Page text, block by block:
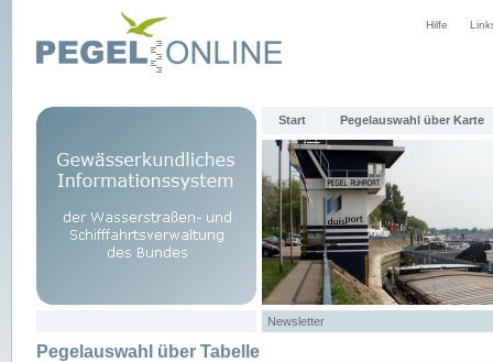
Hilfe
Start Pegelauswahl über Karte
Newsletter
Pegelauswahl über Tabelle